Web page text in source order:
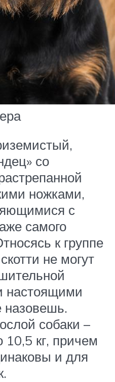
со
ножками,
с
самого
к группе
не могут
настоящими
назовешь.
собаки –
кг, причем
и для